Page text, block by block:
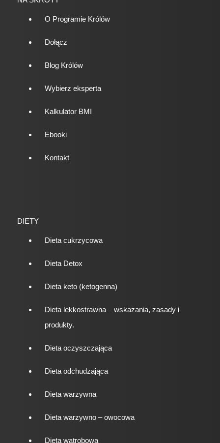
O Programie Królów
Dołącz
Blog Królów
Wybierz eksperta
Kalkulator BMI
Ebooki
Kontakt
DIETY
Dieta cukrzycowa
Dieta Detox
Dieta keto (ketogenna)
Dieta lekkostrawna – wskazania, zasady i
produkty.
Dieta oczyszczająca
Dieta odchudzająca
Dieta warzywna
Dieta warzywno – owocowa
Dieta wątrobowa